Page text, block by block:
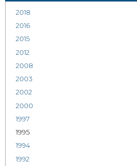
2018
2016
2015
2012
2008
2003
2002
2000
1997
1995
1994
1992